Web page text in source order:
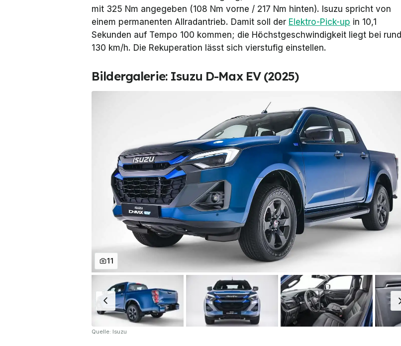
mit 325 Nm angegeben (108 Nm vorne / 217 Nm hinten). Isuzu spricht von
einem permanenten Allradantrieb. Damit soll der Elektro-Pick-up in 10,1
Sekunden auf Tempo 100 kommen; die Höchstgeschwindigkeit liegt bei rund
130 km/h. Die Rekuperation lässt sich vierstufig einstellen.
Bildergalerie: Isuzu D-Max EV (2025)
11
Quelle: Isuzu